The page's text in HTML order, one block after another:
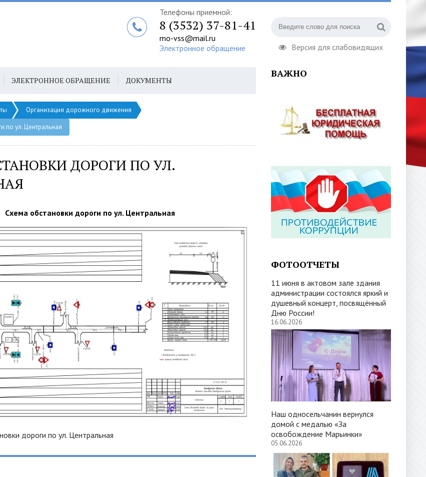
Версия для слабовидящих
Телефоны приемной:
8 (3532) 37-81-41
mo-vss@mail.ru
Электронное обращение
ЭЛЕКТРОННОЕ ОБРАЩЕНИЕ ДОКУМЕНТЫ
Организация дорожного движения
по ул. Центральная
ДОРОГИ ПО УЛ.
Схема обстановки дороги по ул. Центральная
дороги по ул. Центральная
ВАЖНО
ФОТООТЧЕТЫ
11 июня в актовом зале здания
администрации состоялся яркий и
душевный концерт, посвящённый
Дню России!
16.06.2026
Наш односельчанин вернулся
домой с медалью «За
освобождение Марьинки»
05.06.2026